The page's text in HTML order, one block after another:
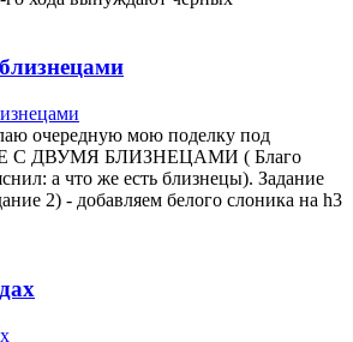
очередную мою поделку под
С ДВУМЯ БЛИЗНЕЦАМИ ( Благо
а что же есть близнецы). Задание
2) - добавляем белого слоника на h3